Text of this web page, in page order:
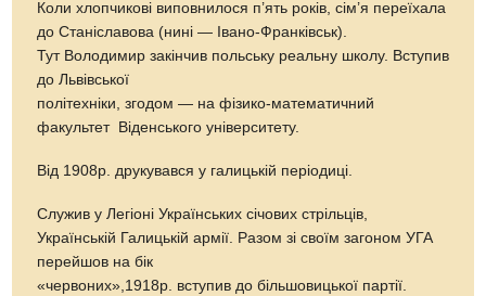
Коли хлопчикові виповнилося п’ять років, сім’я переїхала
до Станіславова (нині — Івано-Франківськ).
Тут Володимир закінчив польську реальну школу. Вступив
до Львівської
політехніки, згодом — на фізико-математичний
факультет Віденського університету.
Від 1908р. друкувався у галицькій періодиці.
Служив у Легіоні Українських січових стрільців,
Українській Галицькій армії. Разом зі своїм загоном УГА
перейшов на бік
«червоних»,1918р. вступив до більшовицької партії.